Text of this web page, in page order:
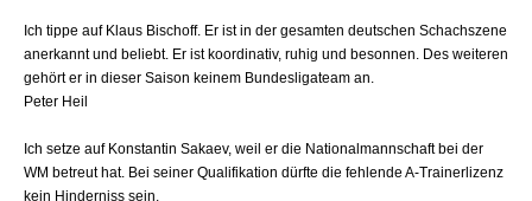
Ich tippe auf Klaus Bischoff. Er ist in der gesamten deutschen Schachszene
anerkannt und beliebt. Er ist koordinativ, ruhig und besonnen. Des weiteren
gehört er in dieser Saison keinem Bundesligateam an.
Peter Heil
Ich setze auf Konstantin Sakaev, weil er die Nationalmannschaft bei der
WM betreut hat. Bei seiner Qualifikation dürfte die fehlende A-Trainerlizenz
kein Hinderniss sein.